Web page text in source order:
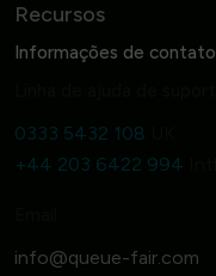
Recursos
Informações de contato
0333 5432 108
+44 203 6422 994